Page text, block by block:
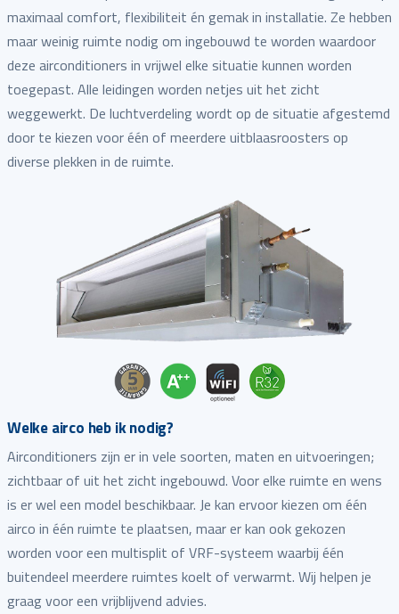
maximaal comfort, flexibiliteit én gemak in installatie. Ze hebben
maar weinig ruimte nodig om ingebouwd te worden waardoor
deze airconditioners in vrijwel elke situatie kunnen worden
toegepast. Alle leidingen worden netjes uit het zicht
weggewerkt. De luchtverdeling wordt op de situatie afgestemd
door te kiezen voor één of meerdere uitblaasroosters op
diverse plekken in de ruimte.
Welke airco heb ik nodig?
Airconditioners zijn er in vele soorten, maten en uitvoeringen;
zichtbaar of uit het zicht ingebouwd. Voor elke ruimte en wens
is er wel een model beschikbaar. Je kan ervoor kiezen om één
airco in één ruimte te plaatsen, maar er kan ook gekozen
worden voor een multisplit of VRF-systeem waarbij één
buitendeel meerdere ruimtes koelt of verwarmt. Wij helpen je
graag voor een vrijblijvend advies.